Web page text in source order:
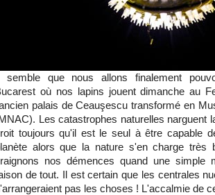
semble que nous allons finalement
où nos lapins jouent dimanche au
palais de Ceauşescu transformé en
Les catastrophes naturelles narguent
toujours qu'il est le seul à être capable
alors que la nature s'en charge très
nos démences quand une simple
de tout. Il est certain que les centrales
pas les choses ! L'accalmie de